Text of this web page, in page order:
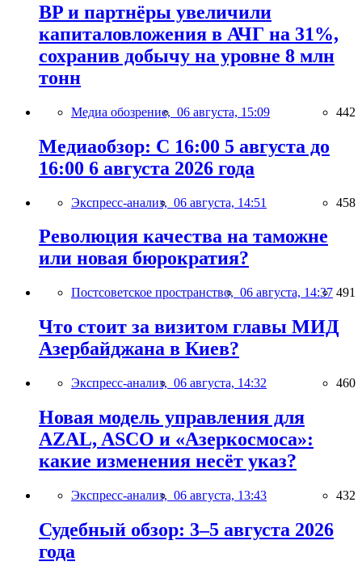
BP и партнёры увеличили
капиталовложения в АЧГ на 31%,
сохранив добычу на уровне 8 млн
тонн
Медиа обозрение, 06 августа, 15:09 442
Медиаобзор: С 16:00 5 августа до
16:00 6 августа 2026 года
Экспресс-анализ, 06 августа, 14:51 458
Революция качества на таможне
или новая бюрократия?
Постсоветское пространство, 06 августа, 14:37 491
Что стоит за визитом главы МИД
Азербайджана в Киев?
Экспресс-анализ, 06 августа, 14:32 460
Новая модель управления для
AZAL, ASCO и «Азеркосмоса»:
какие изменения несёт указ?
Экспресс-анализ, 06 августа, 13:43 432
Судебный обзор: 3–5 августа 2026
года